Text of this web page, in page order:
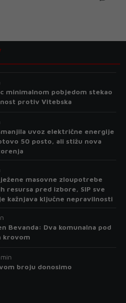
minimalnom pobjedom stekao
protiv Vitebska
uvoz električne energije
50 posto, ali stižu nova
masovne zloupotrebe
resursa pred izbore, SIP sve
kažnjava ključne nepravilnosti
Bevanda: Dva komunalna pod
krovom
broju donosimo